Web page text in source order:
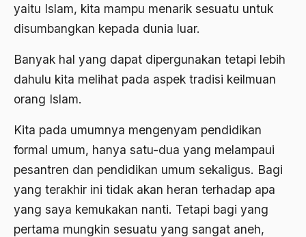
yaitu Islam, kita mampu menarik sesuatu untuk
disumbangkan kepada dunia luar.
Banyak hal yang dapat dipergunakan tetapi lebih
dahulu kita melihat pada aspek tradisi keilmuan
orang Islam.
Kita pada umumnya mengenyam pendidikan
formal umum, hanya satu-dua yang melampaui
pesantren dan pendidikan umum sekaligus. Bagi
yang terakhir ini tidak akan heran terhadap apa
yang saya kemukakan nanti. Tetapi bagi yang
pertama mungkin sesuatu yang sangat aneh,
Alvin W. Gouldner
Amangkurat
Amar Ma'ruf Nahi Munkar
ambon
Amerika
amerika latin
amerika serikat